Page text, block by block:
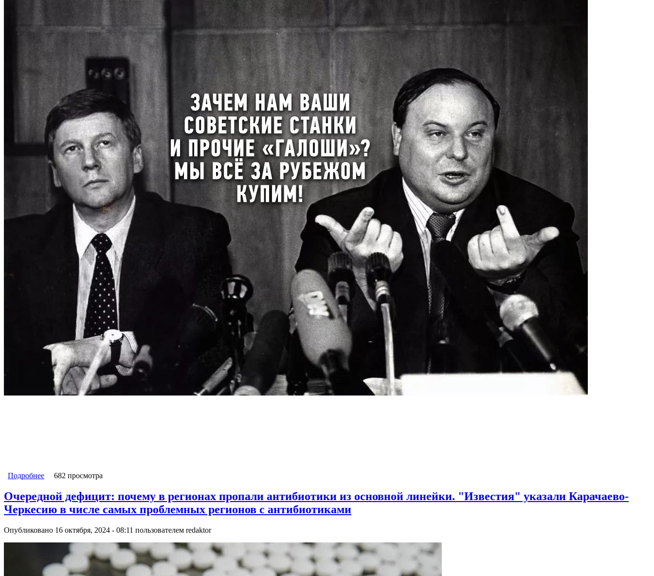
Подробнее о О потере Россией технологического суверенитета на примере антибиотиков
682 просмотра
Очередной дефицит: почему в регионах пропали антибиотики из основной линейки. "Известия" указали Карачаево-
Черкесию в числе самых проблемных регионов с антибиотиками
Опубликовано 16 октября, 2024 - 08:11 пользователем redaktor